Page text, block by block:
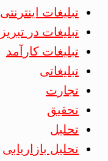
تبلیغات اینترنتی
تبلیغات در تبریز
تبلیغات کارآمد
تبلیغاتی
تجارت
تحقیق
تحلیل
تحلیل بازاریابی